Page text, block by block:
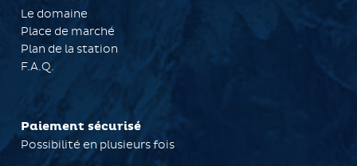
Le domaine
Place de marché
Plan de la station
F.A.Q.
Paiement sécurisé
Possibilité en plusieurs fois